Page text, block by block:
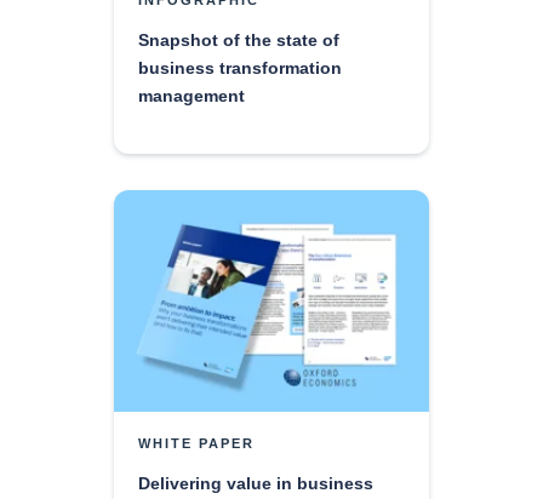
Snapshot of the state of
business transformation
management
WHITE PAPER
Delivering value in business